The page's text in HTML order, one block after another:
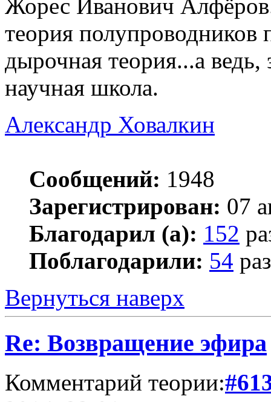
Жорес Иванович
теория полупроводников
дырочная теория...а
научная школа.
Александр Ховалкин
Сообщений: 1948
Зарегистрирован: 07
Благодарил (а): 152
Поблагодарили: 54
Вернуться наверх
Re: Возвращение эфира
Комментарий теории: